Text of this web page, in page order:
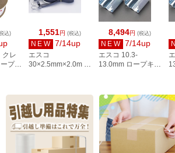
1,551円 (税込)
NEW 7/14up
エスコ
30×2.5mm×2.0m 平
8,494円 (税込)
NEW 7/14up
エスコ 10.3-
13.0mm ロープキャ
込)
クレ
プド